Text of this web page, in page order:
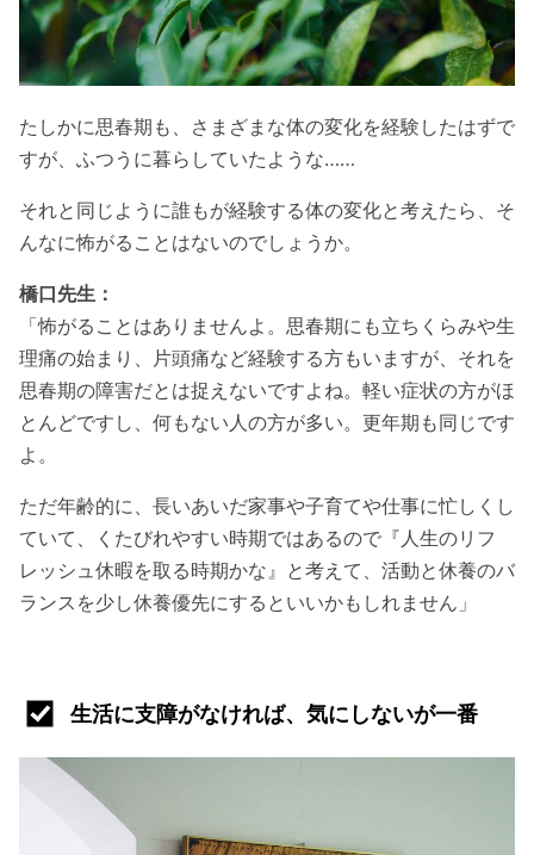
たしかに思春期も、さまざまな体の変化を経験したはずで
すが、ふつうに暮らしていたような……
それと同じように誰もが経験する体の変化と考えたら、そ
んなに怖がることはないのでしょうか。
橋口先生：
「怖がることはありませんよ。思春期にも立ちくらみや生
理痛の始まり、片頭痛など経験する方もいますが、それを
思春期の障害だとは捉えないですよね。軽い症状の方がほ
とんどですし、何もない人の方が多い。更年期も同じです
よ。
ただ年齢的に、長いあいだ家事や子育てや仕事に忙しくし
ていて、くたびれやすい時期ではあるので『人生のリフ
レッシュ休暇を取る時期かな』と考えて、活動と休養のバ
ランスを少し休養優先にするといいかもしれません」
生活に支障がなければ、気にしないが一番